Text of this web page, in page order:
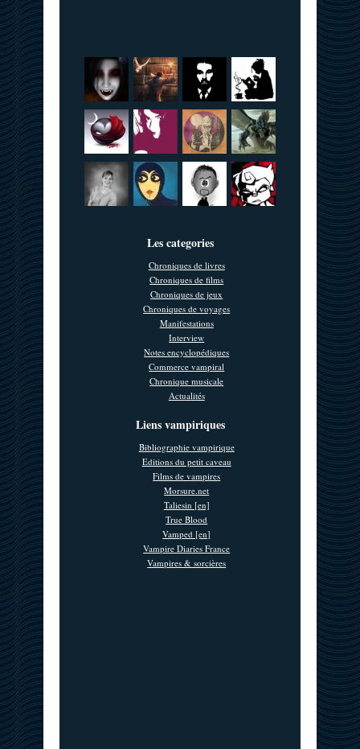
Les categories
Chroniques de livres
Chroniques de films
Chroniques de jeux
Chroniques de voyages
Manifestations
Interview
Notes encyclopédiques
Commerce vampiral
Chronique musicale
Actualités
Liens vampiriques
Bibliographie vampirique
Editions du petit caveau
Films de vampires
Morsure.net
Taliesin [en]
True Blood
Vamped [en]
Vampire Diaries France
Vampires & sorcières